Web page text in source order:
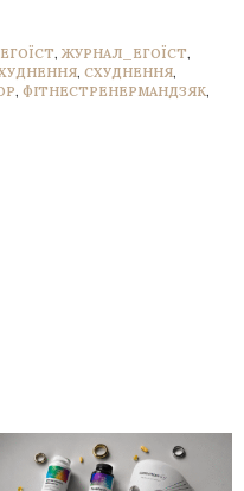
ЕГОЇСТ, ЖУРНАЛ_ЕГОЇСТ,
, СХУДНЕННЯ,
, ФІТНЕСТРЕНЕРМАНДЗЯК,